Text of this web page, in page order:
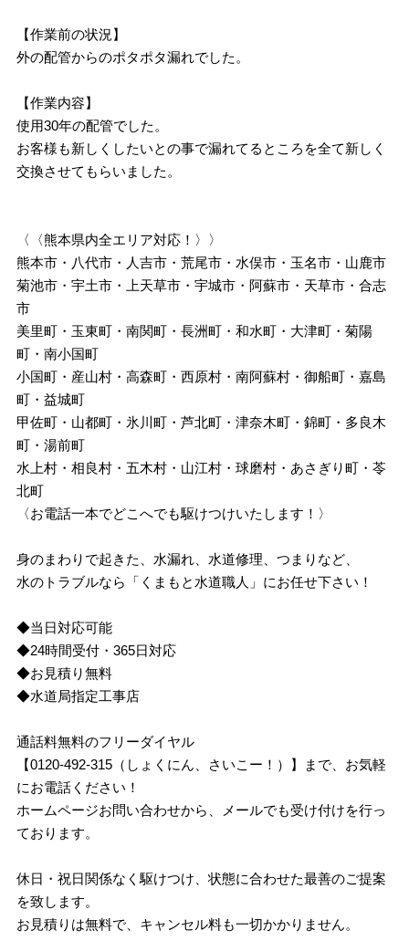
【作業前の状況】
外の配管からのポタポタ漏れでした。
【作業内容】
使用30年の配管でした。
お客様も新しくしたいとの事で漏れてるところを全て新しく
交換させてもらいました。
〈〈熊本県内全エリア対応！〉〉
熊本市・八代市・人吉市・荒尾市・水俣市・玉名市・山鹿市
菊池市・宇土市・上天草市・宇城市・阿蘇市・天草市・合志
市
美里町・玉東町・南関町・長洲町・和水町・大津町・菊陽
町・南小国町
小国町・産山村・高森町・西原村・南阿蘇村・御船町・嘉島
町・益城町
甲佐町・山都町・氷川町・芦北町・津奈木町・錦町・多良木
町・湯前町
水上村・相良村・五木村・山江村・球磨村・あさぎり町・苓
北町
〈お電話一本でどこへでも駆けつけいたします！〉
身のまわりで起きた、水漏れ、水道修理、つまりなど、
水のトラブルなら「くまもと水道職人」にお任せ下さい！
◆当日対応可能
◆24時間受付・365日対応
◆お見積り無料
◆水道局指定工事店
通話料無料のフリーダイヤル
【0120-492-315（しょくにん、さいこー！）】まで、お気軽
にお電話ください！
ホームページお問い合わせから、メールでも受け付けを行っ
ております。
休日・祝日関係なく駆けつけ、状態に合わせた最善のご提案
を致します。
お見積りは無料で、キャンセル料も一切かかりません。